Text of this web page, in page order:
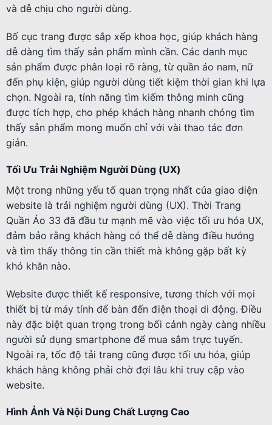
và dễ chịu cho người dùng.
Bố cục trang được sắp xếp khoa học, giúp khách hàng
dễ dàng tìm thấy sản phẩm mình cần. Các danh mục
sản phẩm được phân loại rõ ràng, từ quần áo nam, nữ
đến phụ kiện, giúp người dùng tiết kiệm thời gian khi lựa
chọn. Ngoài ra, tính năng tìm kiếm thông minh cũng
được tích hợp, cho phép khách hàng nhanh chóng tìm
thấy sản phẩm mong muốn chỉ với vài thao tác đơn
giản.
Tối Ưu Trải Nghiệm Người Dùng (UX)
Một trong những yếu tố quan trọng nhất của giao diện
website là trải nghiệm người dùng (UX). Thời Trang
Quần Áo 33 đã đầu tư mạnh mẽ vào việc tối ưu hóa UX,
đảm bảo rằng khách hàng có thể dễ dàng điều hướng
và tìm thấy thông tin cần thiết mà không gặp bất kỳ
khó khăn nào.
Website được thiết kế responsive, tương thích với mọi
thiết bị từ máy tính để bàn đến điện thoại di động. Điều
này đặc biệt quan trọng trong bối cảnh ngày càng nhiều
người sử dụng smartphone để mua sắm trực tuyến.
Ngoài ra, tốc độ tải trang cũng được tối ưu hóa, giúp
khách hàng không phải chờ đợi lâu khi truy cập vào
website.
Hình Ảnh Và Nội Dung Chất Lượng Cao